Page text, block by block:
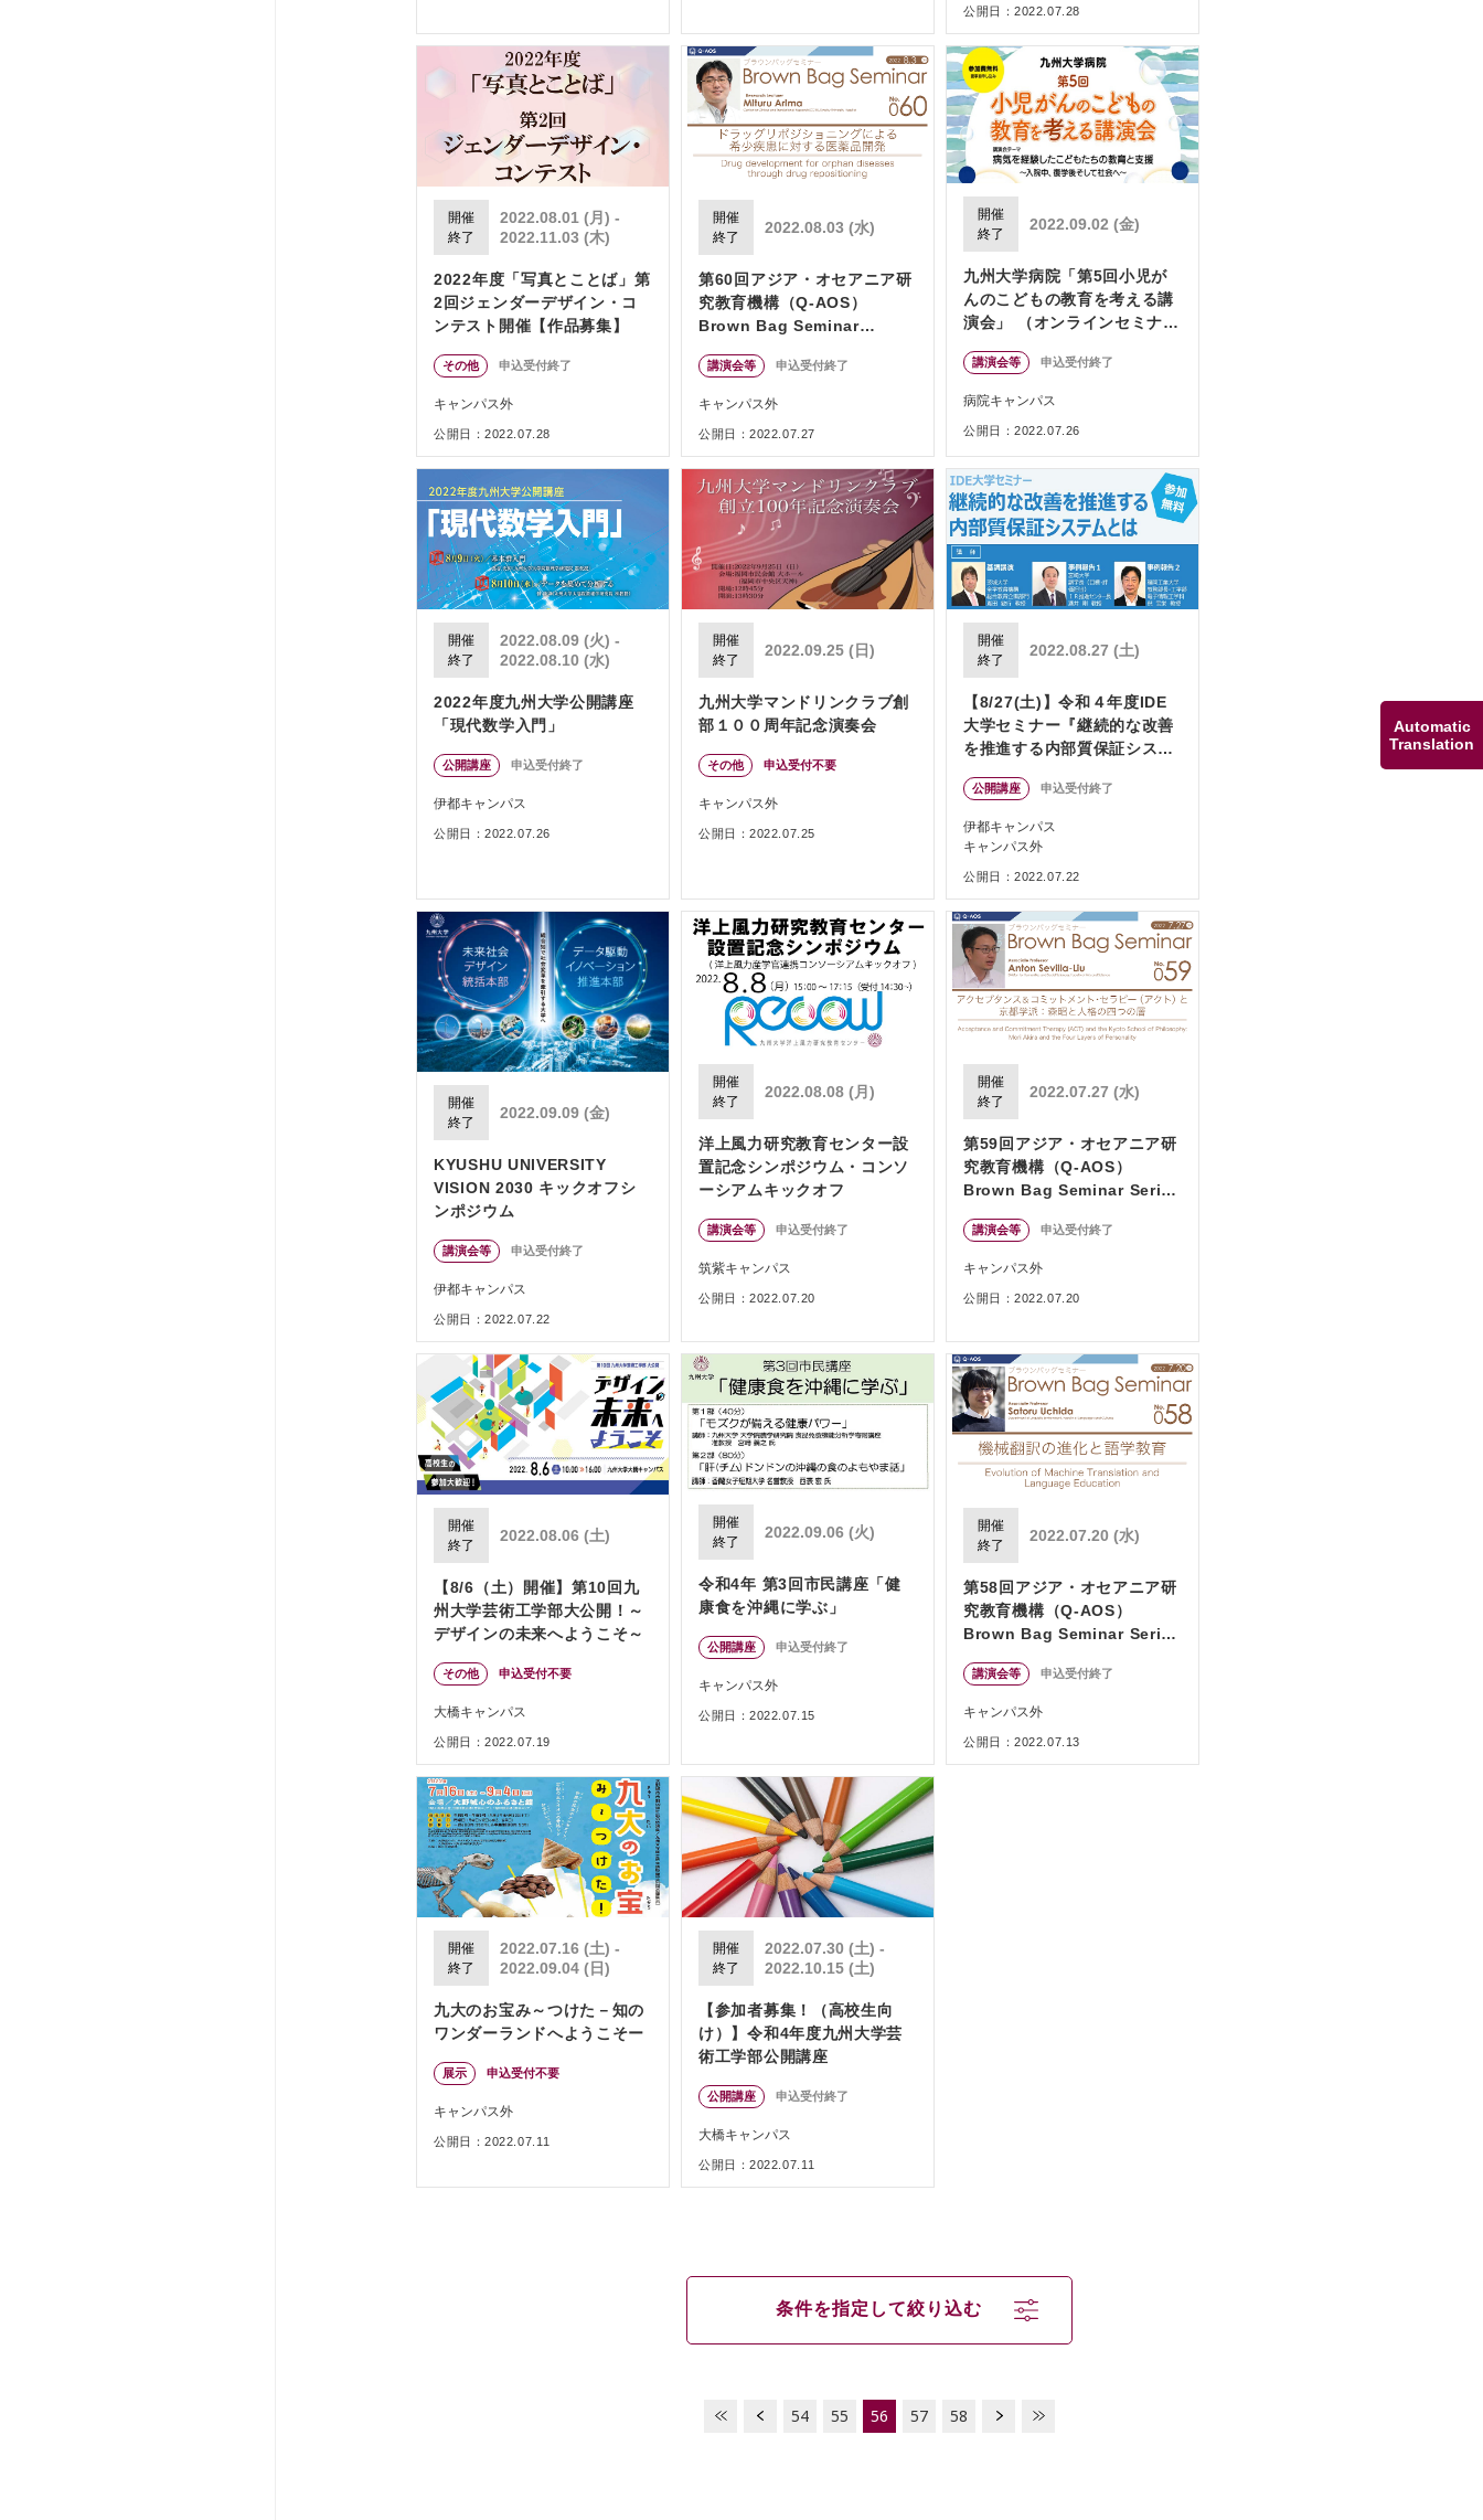
Automatic
Translation
公開日：2022.07.28
開催
終了
2022.08.01 (月) -
2022.11.03 (木)
2022年度「写真とことば」第
2回ジェンダーデザイン・コ
ンテスト開催【作品募集】
その他 申込受付終了
キャンパス外
公開日：2022.07.28
開催
終了
2022.08.03 (水)
第60回アジア・オセアニア研
究教育機構（Q-AOS）
Brown Bag Seminar
ニングによる希少疾患に対す
る医薬品開発」
講演会等 申込受付終了
キャンパス外
公開日：2022.07.27
開催
終了
2022.09.02 (金)
九州大学病院「第5回小児が
んのこどもの教育を考える講
演会」 （オンラインセミナ
講演会等 申込受付終了
病院キャンパス
公開日：2022.07.26
開催
終了
2022.08.09 (火) -
2022.08.10 (水)
2022年度九州大学公開講座
「現代数学入門」
公開講座 申込受付終了
伊都キャンパス
公開日：2022.07.26
開催
終了
2022.09.25 (日)
九州大学マンドリンクラブ創
部１００周年記念演奏会
その他 申込受付不要
キャンパス外
公開日：2022.07.25
開催
終了
2022.08.27 (土)
【8/27(土)】令和４年度IDE
大学セミナー『継続的な改善
を推進する内部質保証システ
公開講座 申込受付終了
伊都キャンパス
キャンパス外
公開日：2022.07.22
開催
終了
2022.09.09 (金)
KYUSHU UNIVERSITY
VISION 2030 キックオフシ
ンポジウム
講演会等 申込受付終了
伊都キャンパス
公開日：2022.07.22
開催
終了
2022.08.08 (月)
洋上風力研究教育センター設
置記念シンポジウム・コンソ
ーシアムキックオフ
講演会等 申込受付終了
筑紫キャンパス
公開日：2022.07.20
開催
終了
2022.07.27 (水)
第59回アジア・オセアニア研
究教育機構（Q-AOS）
Brown Bag Seminar Series
メント・セラピー（アクト）
と京都学派：森昭と人格の四
講演会等 申込受付終了
キャンパス外
公開日：2022.07.20
開催
終了
2022.08.06 (土)
【8/6（土）開催】第10回九
州大学芸術工学部大公開！～
デザインの未来へようこそ～
その他 申込受付不要
大橋キャンパス
公開日：2022.07.19
開催
終了
2022.09.06 (火)
令和4年 第3回市民講座「健
康食を沖縄に学ぶ」
公開講座 申込受付終了
キャンパス外
公開日：2022.07.15
開催
終了
2022.07.20 (水)
第58回アジア・オセアニア研
究教育機構（Q-AOS）
Brown Bag Seminar Series
育」
講演会等 申込受付終了
キャンパス外
公開日：2022.07.13
開催
終了
2022.07.16 (土) -
2022.09.04 (日)
九大のお宝み～つけた－知の
ワンダーランドへようこそー
展示 申込受付不要
キャンパス外
公開日：2022.07.11
開催
終了
2022.07.30 (土) -
2022.10.15 (土)
【参加者募集！（高校生向
け）】令和4年度九州大学芸
術工学部公開講座
公開講座 申込受付終了
大橋キャンパス
公開日：2022.07.11
条件を指定して絞り込む
54 55 56 57 58